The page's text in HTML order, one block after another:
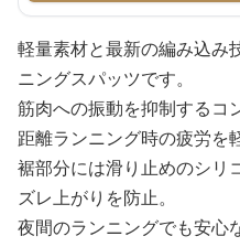
軽量素材と最新の編み込み
ニングスパッツです。
筋肉への振動を抑制するコ
距離ランニング時の疲労を
裾部分には滑り止めのシリ
ズレ上がりを防止。
夜間のランニングでも安心